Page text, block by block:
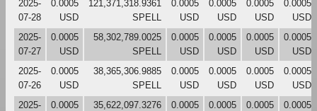
2025-
07-28
0.0005
USD
121,371,318.9361
SPELL
0.0005
USD
0.0005
USD
0.0005
USD
0.0005
USD
2025-
07-27
0.0005
USD
58,302,789.0025
SPELL
0.0005
USD
0.0005
USD
0.0005
USD
0.0005
USD
2025-
07-26
0.0005
USD
38,365,306.9885
SPELL
0.0005
USD
0.0005
USD
0.0005
USD
0.0005
USD
2025-
0.0005
35,622,097.3276
0.0005
0.0005
0.0005
0.0005